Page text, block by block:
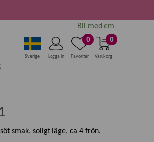
0
Varukorg
0
Favoriter
Logga in
Sverige
Bli medlem
smak, soligt läge, ca 4 frön.